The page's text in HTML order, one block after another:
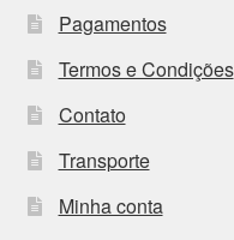
Pagamentos
Termos e Condições
Contato
Transporte
Minha conta